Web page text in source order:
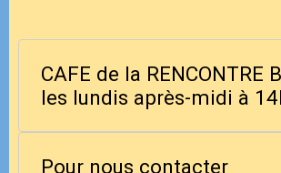
CAFE de la RENCONTRE
les lundis après-
Pour nous contacter